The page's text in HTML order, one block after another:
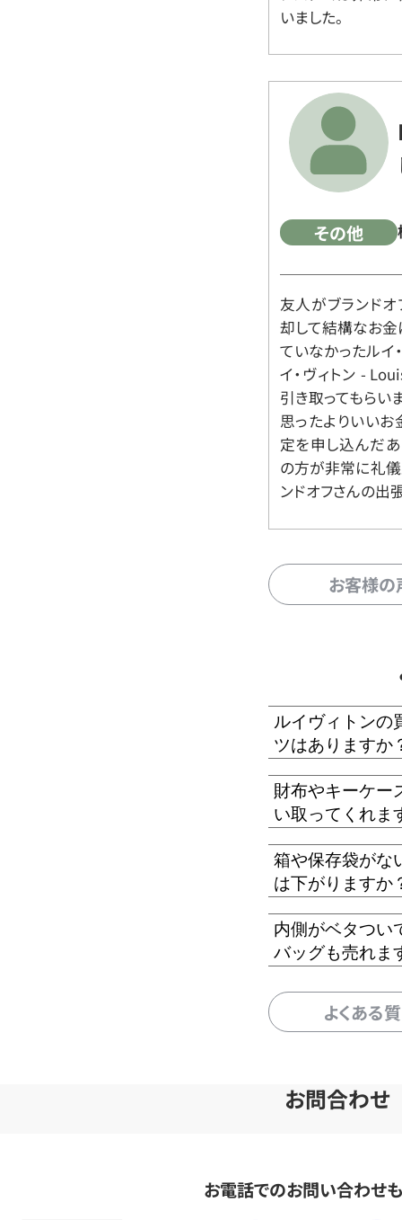
いました。
その他
友人がブランド
却して結構なお金
ていなかったルイ
イ・ヴィトン -
引き取ってもらい
思ったよりいいお
定を申し込んだ
の方が非常に礼儀
ンドオフさんの出
お客様
ルイヴィトンの
ツはありますか
財布やキーケー
い取ってくれま
箱や保存袋がな
は下がりますか
内側がベタつい
バッグも売れま
よくある
お問合わせ
お電話でのお問い合わせ